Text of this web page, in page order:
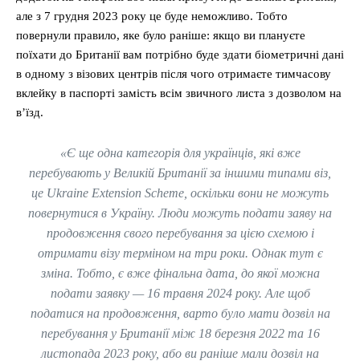
але з 7 грудня 2023 року це буде неможливо. Тобто
повернули правило, яке було раніше: якщо ви плануєте
поїхати до Британії вам потрібно буде здати біометричні дані
в одному з візових центрів після чого отримаєте тимчасову
вклейку в паспорті замість всім звичного листа з дозволом на
в’їзд.
«Є ще одна категорія для українців, які вже
перебувають у Великій Британії за іншими типами віз,
це Ukraine Extension Scheme, оскільки вони не можуть
повернутися в Україну. Люди можуть подати заяву на
продовження свого перебування за цією схемою і
отримати візу терміном на три роки. Однак тут є
зміна. Тобто, є вже фінальна дата, до якої можна
подати заявку — 16 травня 2024 року. Але щоб
податися на продовження, варто було мати дозвіл на
перебування у Британії між 18 березня 2022 та 16
листопада 2023 року, або ви раніше мали дозвіл на